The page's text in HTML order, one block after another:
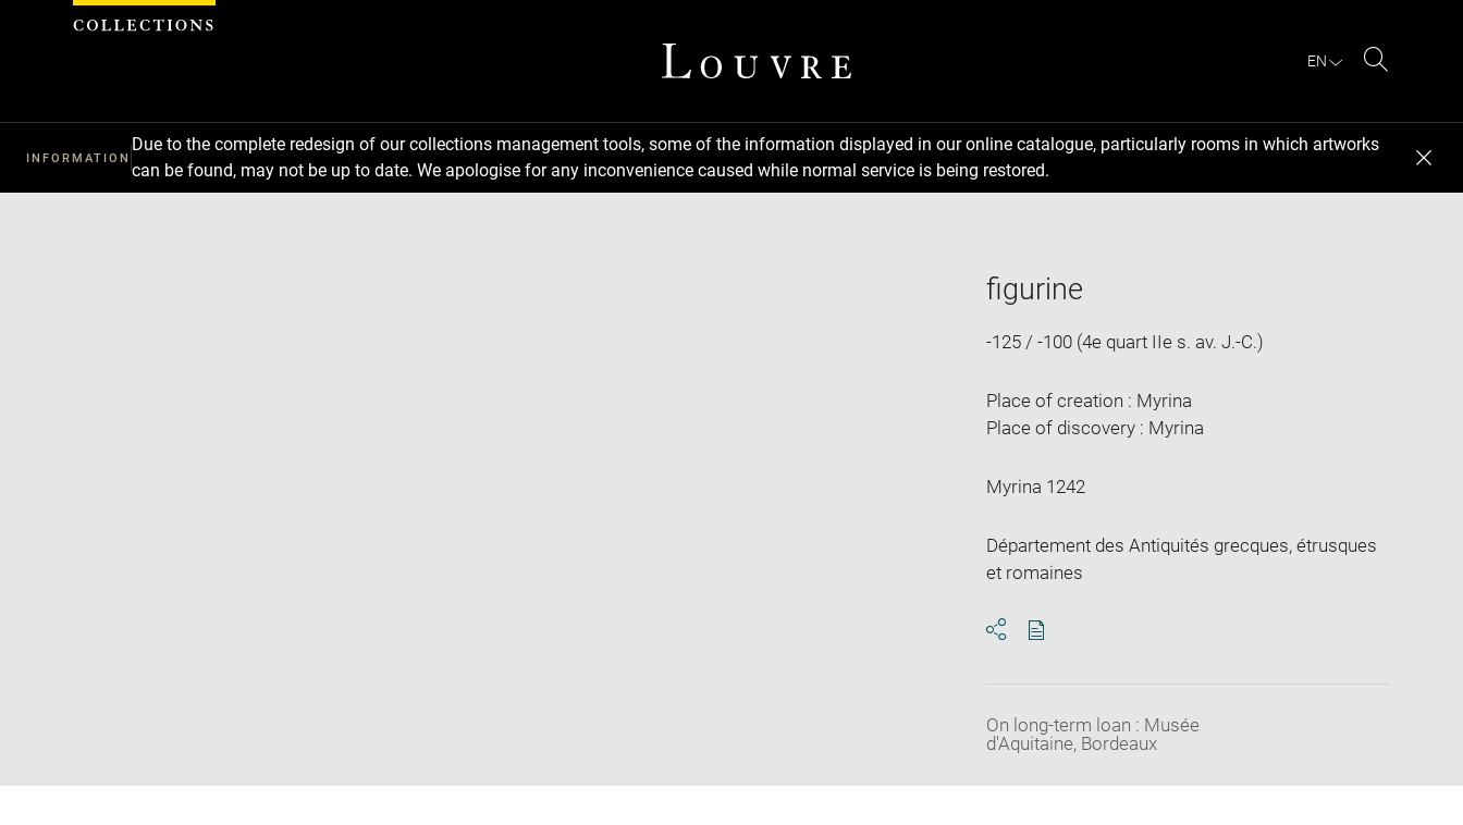
EN
INFORMATION
Due to the complete redesign of our collections management tools, some of the information displayed in our online catalogue, particularly rooms in which artworks
can be found, may not be up to date. We apologise for any inconvenience caused while normal service is being restored.
in
figurine
-125 / -100 (4e quart IIe s. av. J.-C.)
Place of creation : Myrina
Place of discovery : Myrina
Myrina 1242
Département des Antiquités grecques, étrusques
et romaines
On long-term loan : Musée
d'Aquitaine, Bordeaux
Cookies management panel